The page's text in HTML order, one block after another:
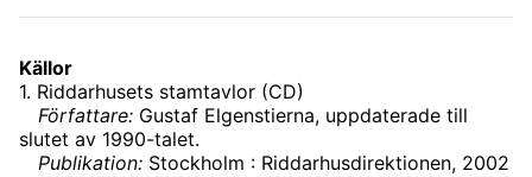
Källor
1. Riddarhusets stamtavlor (CD)
Författare: Gustaf Elgenstierna, uppdaterade till
slutet av 1990-talet.
Publikation: Stockholm : Riddarhusdirektionen, 2002